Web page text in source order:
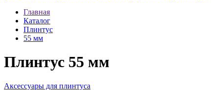
Главная
Каталог
Плинтус
55 мм
Плинтус 55 мм
Аксессуары для плинтуса